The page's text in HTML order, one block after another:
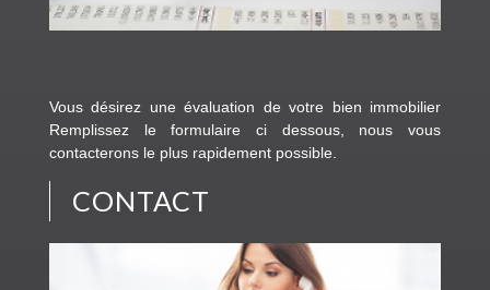
Vous désirez une évaluation de votre bien immobilier
Remplissez le formulaire ci dessous, nous vous
contacterons le plus rapidement possible.
CONTACT